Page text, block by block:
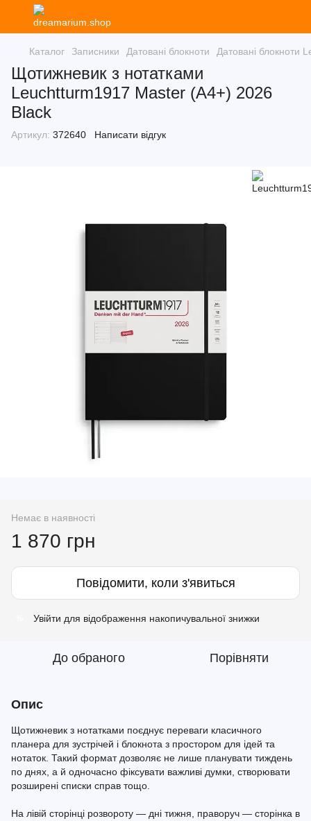
Каталог Записники Датовані блокноти Датовані блокноти
Щотижневик з нотатками
Leuchtturm1917 Master (A4+) 2026
Black
Артикул: 372640 Написати відгук
Немає в наявності
1 870 грн
Повідомити, коли з'явиться
Увійти для відображення накопичувальної знижки
До обраного Порівняти
Опис
Щотижневик з нотатками поєднує переваги класичного
планера для зустрічей і блокнота з простором для ідей та
нотаток. Такий формат дозволяє не лише планувати тиждень
по днях, а й одночасно фіксувати важливі думки, створювати
розширені списки справ тощо.
На лівій сторінці розвороту — дні тижня, праворуч — сторінка в